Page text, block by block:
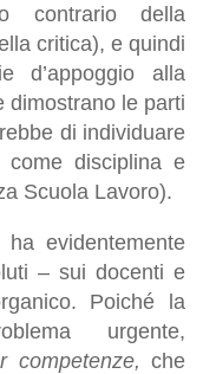
contrario della
critica), e quindi
d’appoggio alla
dimostrano le parti
di individuare
come disciplina e
Scuola Lavoro).
evidentemente
– sui docenti e
Poiché la
urgente,
competenze, che